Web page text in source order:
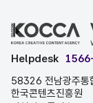
Helpdesk
58326 전남광주통
한국콘텐츠진흥원